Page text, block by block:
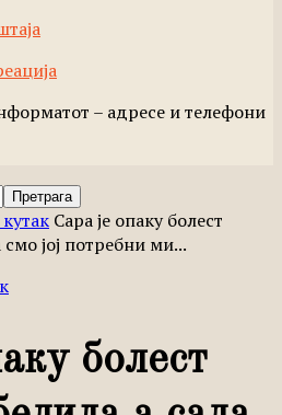
– адресе и телефони
Сара је опаку болест
јој потребни ми...
болест